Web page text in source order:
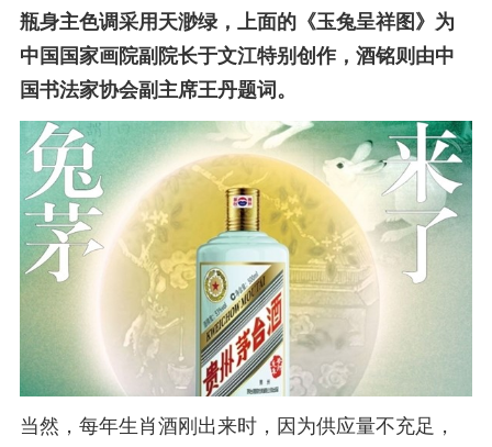
瓶身主色调采用天渺绿，上面的《玉兔呈祥图》为
中国国家画院副院长于文江特别创作，酒铭则由中
国书法家协会副主席王丹题词。
当然，每年生肖酒刚出来时，因为供应量不充足，